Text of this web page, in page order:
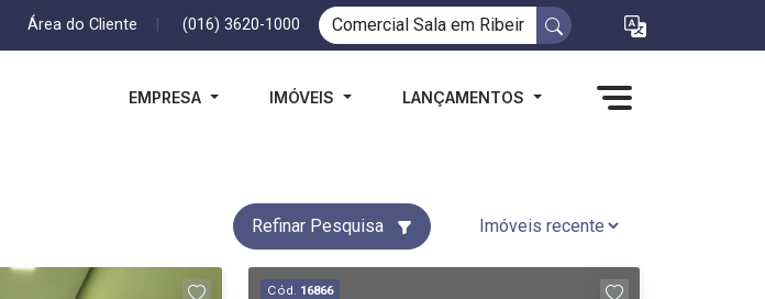
Área do Cliente (016) 3620-1000
EMPRESA IMÓVEIS LANÇAMENTOS
Refinar Pesquisa
Cód. 16866